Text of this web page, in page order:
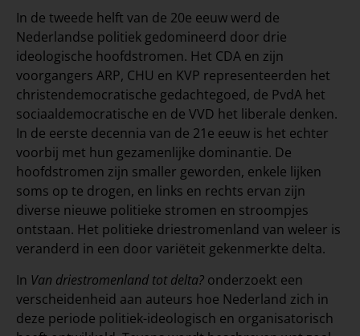
In de tweede helft van de 20e eeuw werd de
Nederlandse politiek gedomineerd door drie
ideologische hoofdstromen. Het CDA en zijn
voorgangers ARP, CHU en KVP representeerden het
christendemocratische gedachtegoed, de PvdA het
sociaaldemocratische en de VVD het liberale denken.
In de eerste decennia van de 21e eeuw is het echter
voorbij met hun gezamenlijke dominantie. De
hoofdstromen zijn smaller geworden, enkele lijken
soms op te drogen, en links en rechts ervan zijn
diverse nieuwe politieke stromen en stroompjes
ontstaan. Het politieke driestromenland van weleer is
veranderd in een door variëteit gekenmerkte delta.
In Van driestromenland tot delta? onderzoekt een
verscheidenheid aan auteurs hoe Nederland zich in
deze periode politiek-ideologisch en organisatorisch